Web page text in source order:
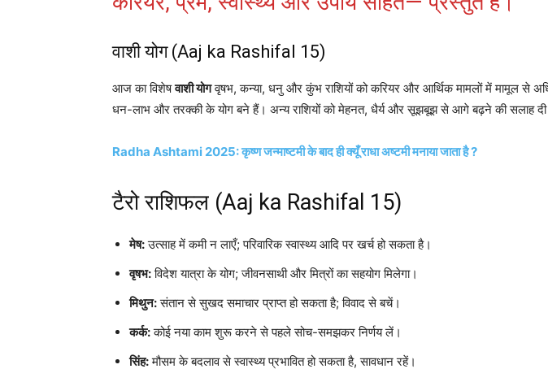
वाशी योग (Aaj ka Rashifal 15)
आज का विशेषवाशी योगवृषभ, कन्या, धनु और कुंभ राशियों को करियर और आर्थिक मामलों में मामूल से
धन-लाभ और तरक्की के योग बने हैं। अन्य राशियों को मेहनत, धैर्य और सूझबूझ से आगे बढ़ने की सलाह दी
Radha Ashtami 2025: कृष्ण जन्माष्टमी के बाद ही क्यूँ राधा अष्टमी मनाया जाता है ?
टैरो राशिफल (Aaj ka Rashifal 15)
मेष:उत्साह में कमी न लाएँ; परिवारिक स्वास्थ्य आदि पर खर्च हो सकता है।
वृषभ:विदेश यात्रा के योग; जीवनसाथी और मित्रों का सहयोग मिलेगा।
मिथुन:संतान से सुखद समाचार प्राप्त हो सकता है; विवाद से बचें।
कर्क:कोई नया काम शुरू करने से पहले सोच-समझकर निर्णय लें।
सिंह:मौसम के बदलाव से स्वास्थ्य प्रभावित हो सकता है, सावधान रहें।